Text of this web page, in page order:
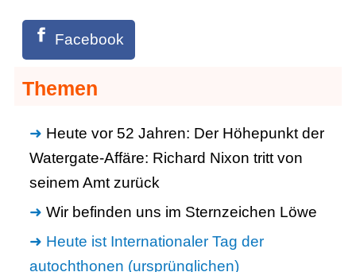
Facebook
Themen
Heute vor 52 Jahren: Der Höhepunkt der
Watergate-Affäre: Richard Nixon tritt von
seinem Amt zurück
Wir befinden uns im Sternzeichen Löwe
Heute ist Internationaler Tag der
autochthonen (ursprünglichen)